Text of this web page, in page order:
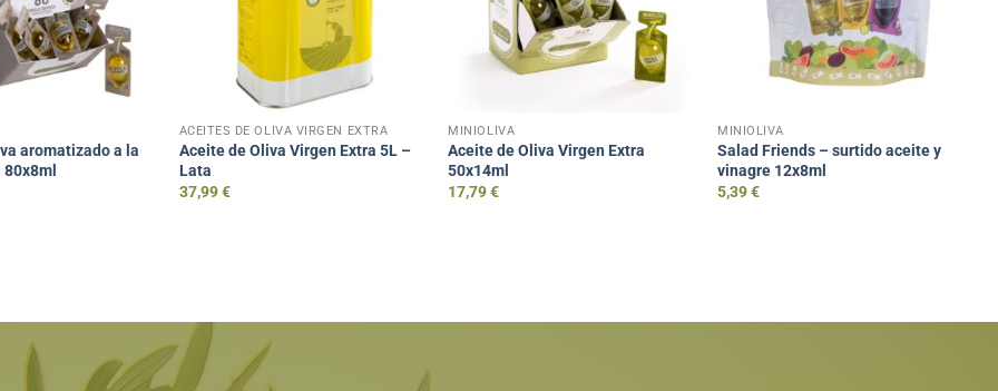
aromatizado a la
ACEITES DE OLIVA VIRGEN EXTRA
Aceite de Oliva Virgen Extra 5L –
Lata
37,99€
MINIOLIVA
Aceite de Oliva Virgen Extra
50x14ml
17,79€
MINIOLIVA
Salad Friends – surtido aceite y
vinagre 12x8ml
5,39€